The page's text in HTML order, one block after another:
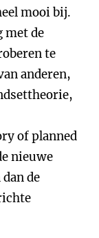
mooi bij.
met de
te
anderen,
of planned
nieuwe
de